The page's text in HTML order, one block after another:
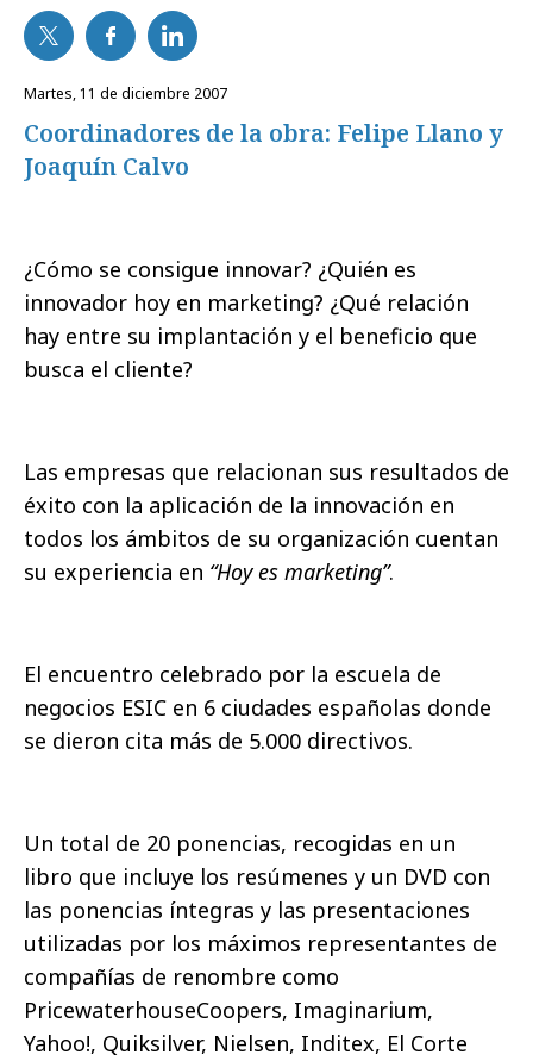
martes, 11 de diciembre 2007
Coordinadores de la obra: Felipe Llano y
Joaquín Calvo
¿Cómo se consigue innovar? ¿Quién es
innovador hoy en marketing? ¿Qué relación
hay entre su implantación y el beneficio que
busca el cliente?
Las empresas que relacionan sus resultados de
éxito con la aplicación de la innovación en
todos los ámbitos de su organización cuentan
su experiencia en “Hoy es marketing”.
El encuentro celebrado por la escuela de
negocios ESIC en 6 ciudades españolas donde
se dieron cita más de 5.000 directivos.
Un total de 20 ponencias, recogidas en un
libro que incluye los resúmenes y un DVD con
las ponencias íntegras y las presentaciones
utilizadas por los máximos representantes de
compañías de renombre como
PricewaterhouseCoopers, Imaginarium,
Yahoo!, Quiksilver, Nielsen, Inditex, El Corte